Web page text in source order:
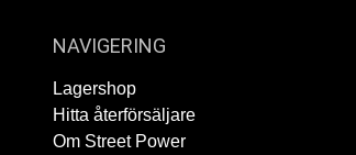
NAVIGERING
Lagershop
Hitta återförsäljare
Om Street Power